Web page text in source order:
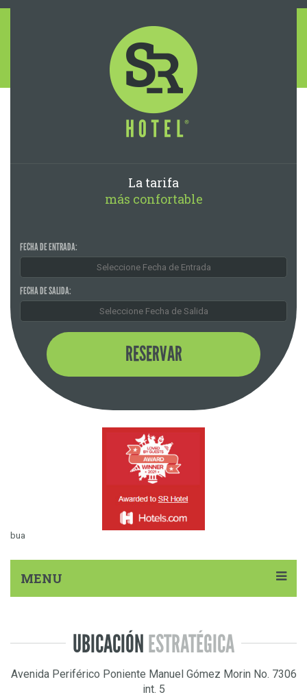
La tarifa
más confortable
FECHA DE ENTRADA:
FECHA DE SALIDA:
RESERVAR
bua
MENU
UBICACIÓNESTRATÉGICA
Avenida Periférico Poniente Manuel Gómez Morin No. 7306
int. 5